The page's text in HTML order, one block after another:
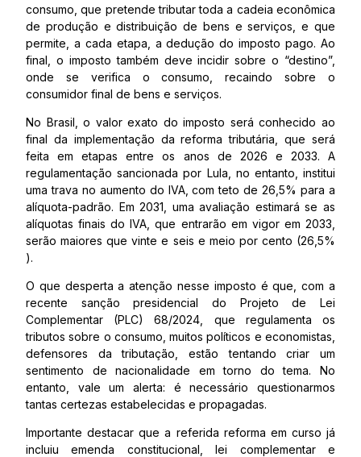
consumo, que pretende tributar toda a cadeia econômica
de produção e distribuição de bens e serviços, e que
permite, a cada etapa, a dedução do imposto pago. Ao
final, o imposto também deve incidir sobre o “destino”,
onde se verifica o consumo, recaindo sobre o
consumidor final de bens e serviços.
No Brasil, o valor exato do imposto será conhecido ao
final da implementação da reforma tributária, que será
feita em etapas entre os anos de 2026 e 2033. A
regulamentação sancionada por Lula, no entanto, institui
uma trava no aumento do IVA, com teto de 26,5% para a
alíquota-padrão. Em 2031, uma avaliação estimará se as
alíquotas finais do IVA, que entrarão em vigor em 2033,
serão maiores que vinte e seis e meio por cento (26,5%
).
O que desperta a atenção nesse imposto é que, com a
recente sanção presidencial do Projeto de Lei
Complementar (PLC) 68/2024, que regulamenta os
tributos sobre o consumo, muitos políticos e economistas,
defensores da tributação, estão tentando criar um
sentimento de nacionalidade em torno do tema. No
entanto, vale um alerta: é necessário questionarmos
tantas certezas estabelecidas e propagadas.
Importante destacar que a referida reforma em curso já
incluiu emenda constitucional, lei complementar e